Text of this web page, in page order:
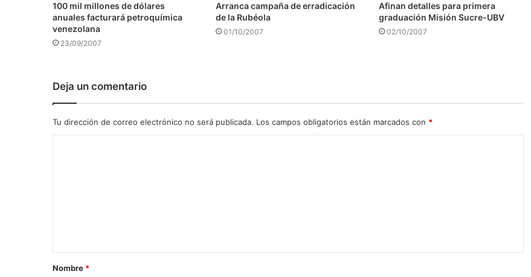
100 mil millones de dólares
anuales facturará petroquímica
venezolana
23/09/2007
Arranca campaña de erradicación
de la Rubéola
01/10/2007
Afinan detalles para primera
graduación Misión Sucre-UBV
02/10/2007
Deja un comentario
Tu dirección de correo electrónico no será publicada. Los campos obligatorios están marcados con *
a
r
Nombre *